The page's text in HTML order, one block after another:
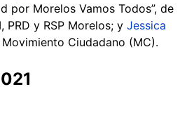
por Morelos Vamos Todos”, de
PRD y RSP Morelos; y Jessica
Ciudadano (MC).